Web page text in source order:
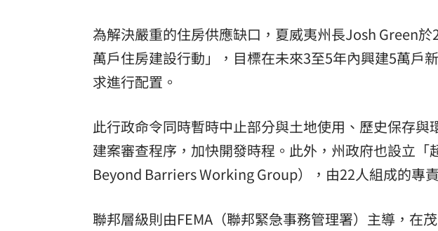
為解決嚴重的住房供應缺口，夏威夷州長Josh Green
萬戶住房建設行動」，目標在未來3至5年內興建5萬戶
求進行配置。
此行政命令同時暫時中止部分與土地使用、歷史保存
建案審查程序，加快開發時程。此外，州政府也設立
Beyond Barriers Working Group），由22人組成的專
聯邦層級則由FEMA（聯邦緊急事務管理署）主導，在